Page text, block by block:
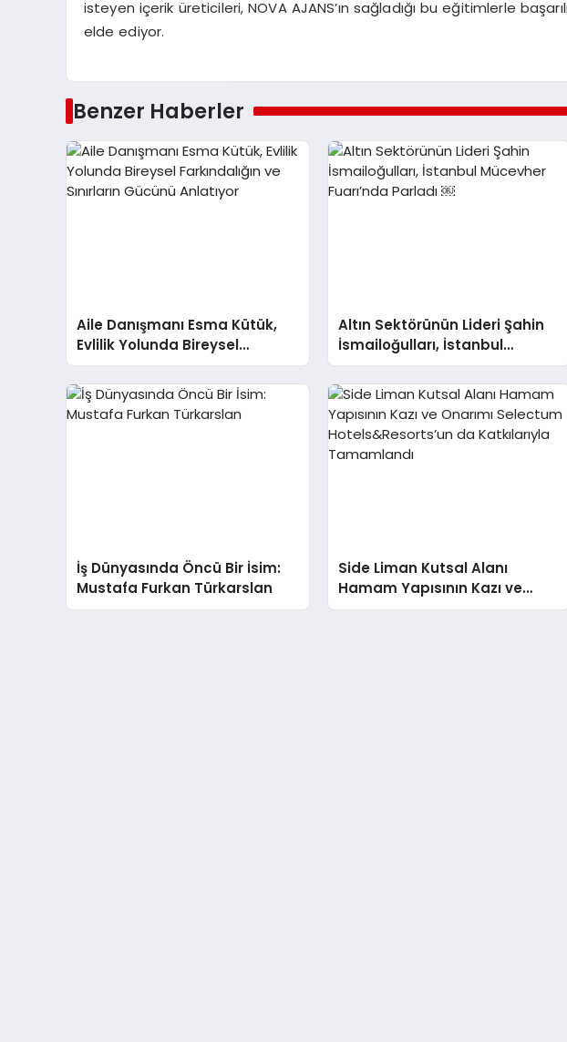
isteyen içerik üreticileri, NOVA AJANS’ın sağladığı bu eğitimlerle
elde ediyor.
Benzer Haberler
Aile Danışmanı Esma Kütük,
Evlilik Yolunda Bireysel
Farkındalığın ve Sınırların
Gücünü Anlatıyor
Altın Sektörünün Lideri Şahin
İsmailoğulları, İstanbul
Mücevher Fuarı’nda Parladı ￼
İş Dünyasında Öncü Bir İsim:
Mustafa Furkan Türkarslan
Side Liman Kutsal Alanı
Hamam Yapısının Kazı ve
Onarımı Selectum